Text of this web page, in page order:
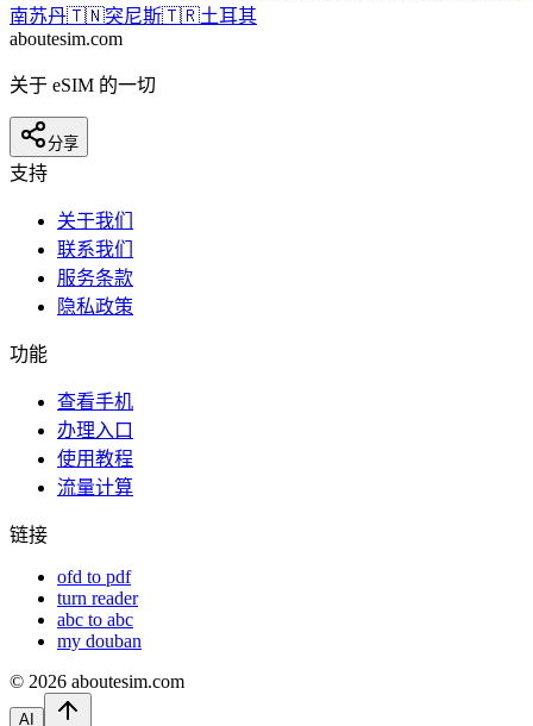
南苏丹🇹🇳突尼斯🇹🇷土耳其
aboutesim.com
关于 eSIM 的一切
分享
支持
关于我们
联系我们
服务条款
隐私政策
功能
查看手机
办理入口
使用教程
流量计算
链接
ofd to pdf
turn reader
abc to abc
my douban
© 2026 aboutesim.com
AI